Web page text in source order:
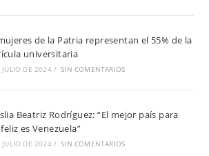
de la Patria representan el 55% de la
universitaria
JULIO DE 2024 / SIN COMENTARIOS
Beatriz Rodríguez: “El mejor país para
es Venezuela”
DE 2024 / SIN COMENTARIOS